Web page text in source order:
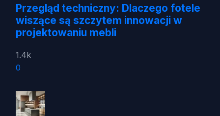
Przegląd techniczny: Dlaczego fotele
wiszące są szczytem innowacji w
projektowaniu mebli
1.4k
0